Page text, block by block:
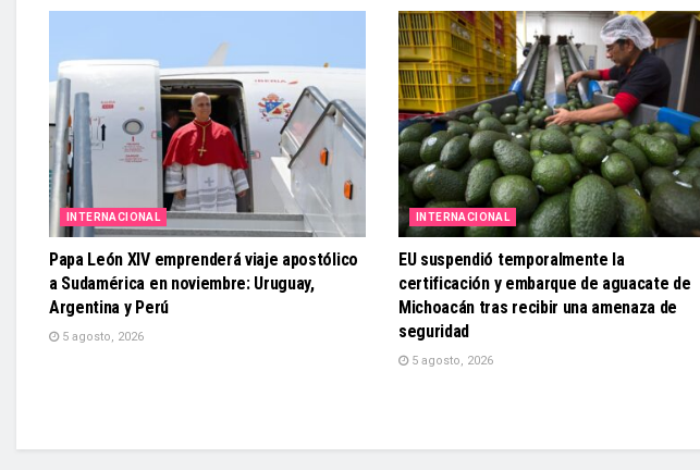
INTERNACIONAL
Papa León XIV emprenderá viaje apostólico
a Sudamérica en noviembre: Uruguay,
Argentina y Perú
5 agosto, 2026
INTERNACIONAL
EU suspendió temporalmente la
certificación y embarque de aguacate de
Michoacán tras recibir una amenaza de
seguridad
5 agosto, 2026